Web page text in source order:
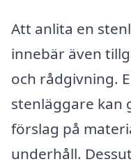
Att anlita en
innebär även
och rådgivning.
stenläggare kan
förslag på
underhåll.